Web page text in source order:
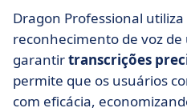
Dragon Professional
reconhecimento de voz
garantirtranscrições
permite que os usuários
com eficácia,